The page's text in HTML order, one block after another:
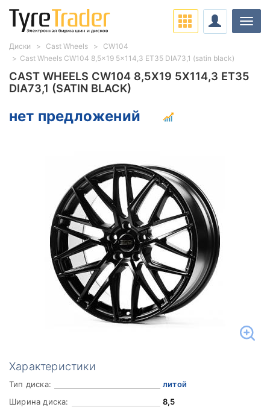
CAST WHEELS CW104 8,5X19 5X114,3 ET35
DIA73,1 (SATIN BLACK)
нет предложений
Характеристики
Тип диска:
литой
Ширина диска:
8,5
Диски Cast Wheels
CW104
Cast Wheels CW104 8,5x19 5x114,3 ET35 DIA73,1 (satin black)